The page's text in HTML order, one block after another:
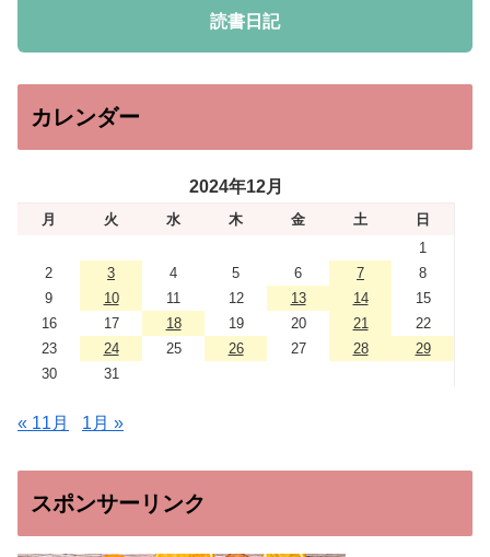
読書日記
カレンダー
2024年12月
月 火 水 木 金 土
日
1
2
3 4 5 6 7
8
9
10 11 12 13 14
15
16
17 18 19 20 21
22
23
24 25 26 27 28
29
30
31
« 11月 1月 »
スポンサーリンク